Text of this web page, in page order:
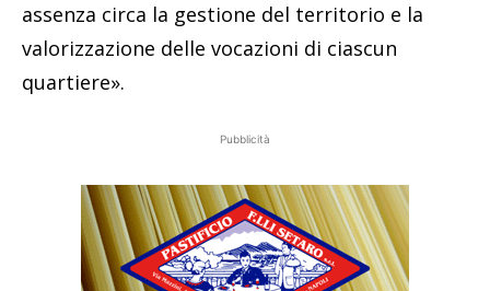
assenza circa la gestione del territorio e la
valorizzazione delle vocazioni di ciascun
quartiere».
Pubblicità